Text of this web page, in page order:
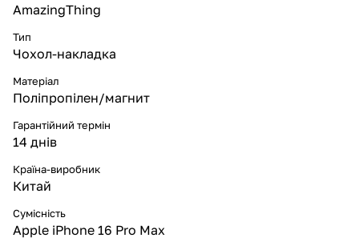
AmazingThing
Тип
Чохол-накладка
Матеріал
Поліпропілен/магнит
Гарантійний термін
14 днів
Країна-виробник
Китай
Сумісність
Apple iPhone 16 Pro Max